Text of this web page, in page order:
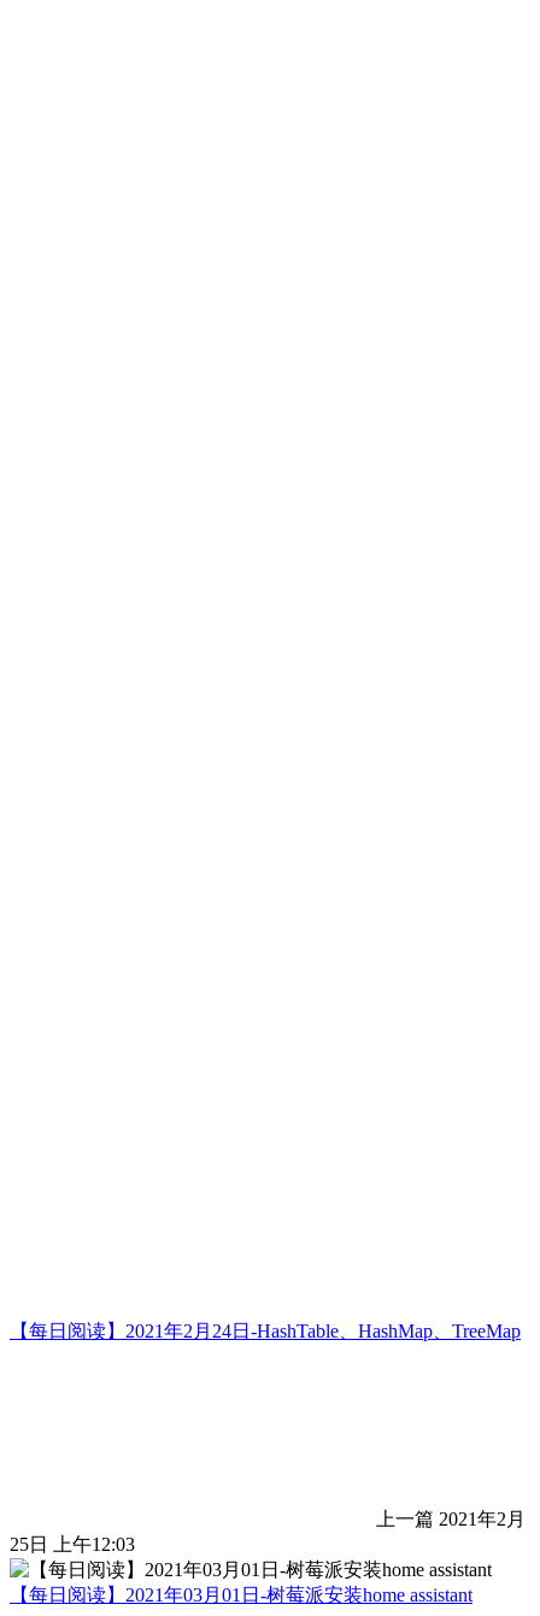
【每日阅读】2021年2月24日-HashTable、HashMap、TreeMap
上一篇 2021年2月
25日 上午12:03
【每日阅读】2021年03月01日-树莓派安装home assistant